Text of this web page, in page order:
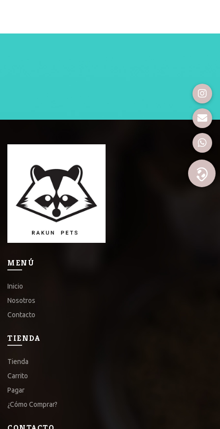
MENÚ
Inicio
Nosotros
Contacto
TIENDA
Tienda
Carrito
Pagar
¿Cómo Comprar?